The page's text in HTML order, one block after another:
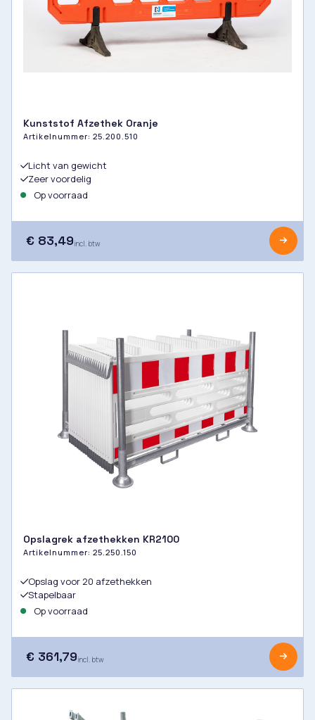
Kunststof Afzethek Oranje
Artikelnummer: 25.200.510
Licht van gewicht
Zeer voordelig
Op voorraad
€ 83,49incl. btw
Opslagrek afzethekken KR2100
Artikelnummer: 25.250.150
Opslag voor 20 afzethekken
Stapelbaar
Op voorraad
€ 361,79incl. btw